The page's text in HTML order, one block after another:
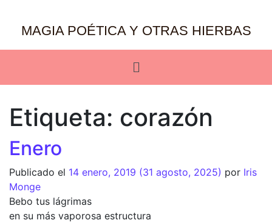
MAGIA POÉTICA Y OTRAS HIERBAS
Etiqueta: corazón
Enero
Publicado el 14 enero, 2019 (31 agosto, 2025) por Iris
Monge
Bebo tus lágrimas
en su más vaporosa estructura